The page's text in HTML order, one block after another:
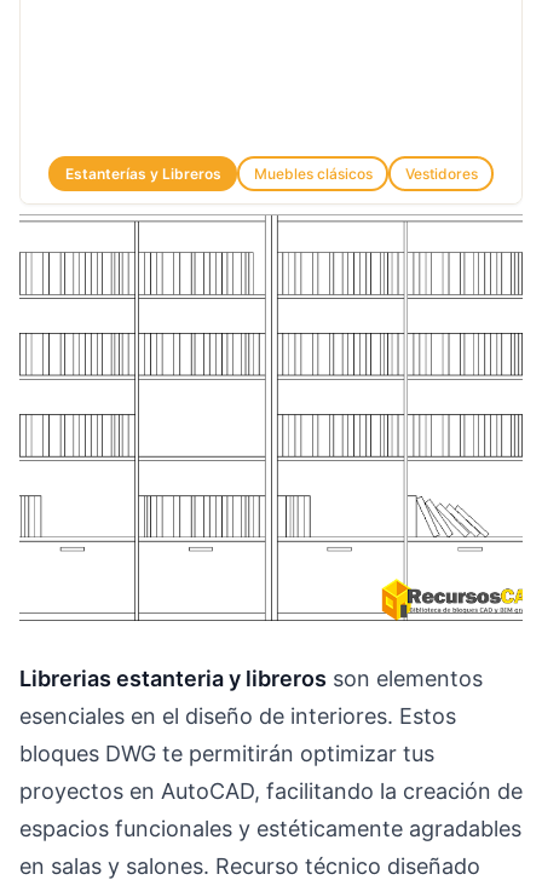
Estanterías y Libreros Muebles clásicos Vestidores
Librerias estanteria y libreros son elementos
esenciales en el diseño de interiores. Estos
bloques DWG te permitirán optimizar tus
proyectos en AutoCAD, facilitando la creación de
espacios funcionales y estéticamente agradables
en salas y salones. Recurso técnico diseñado